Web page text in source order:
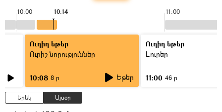
10:00 11:00
10:14
Ուղիղ եթեր
Ուրիշ նորություններ
10:08 8 ր Եթեր
Ուղիղ եթեր
Լուրեր
11:00 46 ր
Երեկ Այսօր